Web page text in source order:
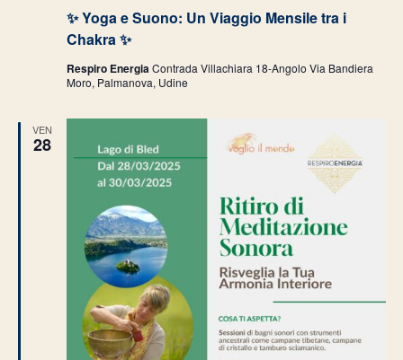
✨ Yoga e Suono: Un Viaggio Mensile tra i
Chakra ✨
Respiro EnergiaContrada Villachiara 18-Angolo Via Bandiera
Moro, Palmanova, Udine
VEN
28